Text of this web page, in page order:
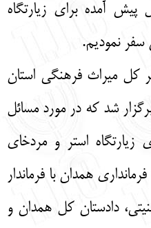
آمده برای زیارتگاه
نمودیم.
کل میراث فرهنگی استان
شد که در مورد مسائل
استر و مردخای
همدان با فرماندار
دادستان کل همدان و